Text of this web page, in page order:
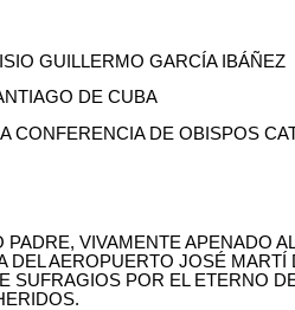
GUILLERMO GARCÍA IBÁÑEZ
DE CUBA
CONFERENCIA DE OBISPOS
VIVAMENTE APENADO AL
DEL AEROPUERTO JOSÉ
SUFRAGIOS POR EL ETERNO